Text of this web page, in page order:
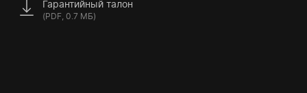
Гарантийный талон
(PDF, 0.7 МБ)